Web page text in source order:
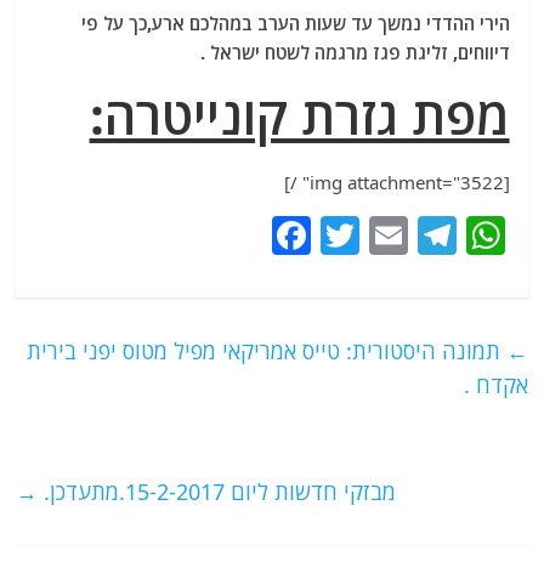
הירי ההדדי נמשך עד שעות הערב במהלכם ארע,כך על פי
דיווחים, זליגת פגז מרגמה לשטח ישראל .
מפת גזרת קונייטרה:
[img attachment="3522" /]
W
s
A
T
g
E
l
T
er
e
k
← תמונה היסטורית: טייס אמריקאי מפיל מטוס יפני בירית
אקדח .
מבזקי חדשות ליום 15-2-2017.מתעדכן. →